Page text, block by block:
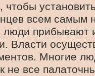
всем самым
люди прибывают
Власти
Многие
не все